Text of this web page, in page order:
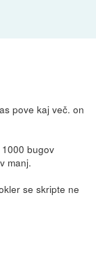
pove kaj več. on
bugov
manj.
se skripte ne